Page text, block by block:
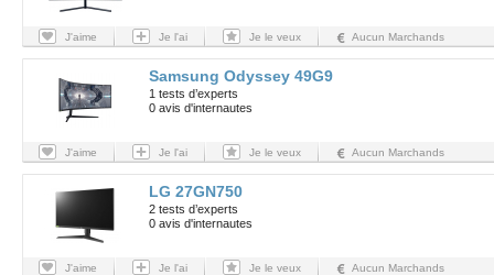
J'aime Je l'ai Je le veux Aucun Marchands
Samsung Odyssey 49G9
1 tests d’experts
0 avis d'internautes
J'aime Je l'ai Je le veux Aucun Marchands
LG 27GN750
2 tests d’experts
0 avis d'internautes
J'aime Je l'ai Je le veux Aucun Marchands